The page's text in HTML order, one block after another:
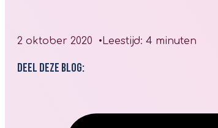
2 oktober 2020 Leestijd: 4 minuten
Deel deze blog: